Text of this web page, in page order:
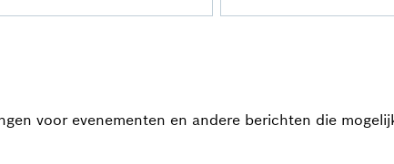
voor evenementen en andere berichten die